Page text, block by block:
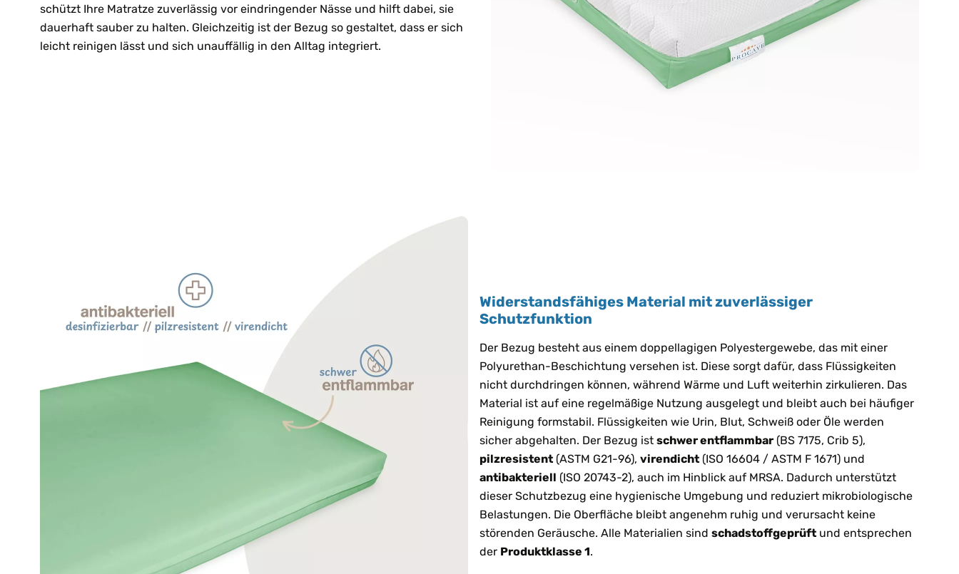
schützt Ihre Matratze zuverlässig vor eindringender Nässe und hilft dabei, sie
dauerhaft sauber zu halten. Gleichzeitig ist der Bezug so gestaltet, dass er sich
leicht reinigen lässt und sich unauffällig in den Alltag integriert.
Widerstandsfähiges Material mit zuverlässiger
Schutzfunktion
Der Bezug besteht aus einem doppellagigen Polyestergewebe, das mit einer
Polyurethan-Beschichtung versehen ist. Diese sorgt dafür, dass Flüssigkeiten
nicht durchdringen können, während Wärme und Luft weiterhin zirkulieren. Das
Material ist auf eine regelmäßige Nutzung ausgelegt und bleibt auch bei häufiger
Reinigung formstabil. Flüssigkeiten wie Urin, Blut, Schweiß oder Öle werden
sicher abgehalten. Der Bezug ist schwer entflammbar (BS 7175, Crib 5),
pilzresistent (ASTM G21-96), virendicht (ISO 16604 / ASTM F 1671) und
antibakteriell (ISO 20743-2), auch im Hinblick auf MRSA. Dadurch unterstützt
dieser Schutzbezug eine hygienische Umgebung und reduziert mikrobiologische
Belastungen. Die Oberfläche bleibt angenehm ruhig und verursacht keine
störenden Geräusche. Alle Materialien sind schadstoffgeprüft und entsprechen
der Produktklasse 1.